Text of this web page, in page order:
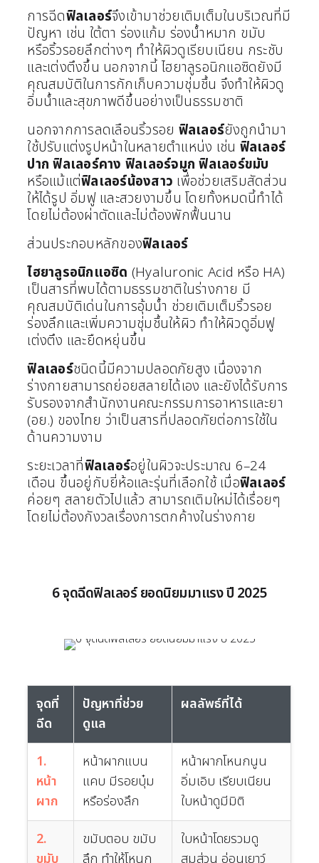
การฉีดฟิลเลอร์จึงเข้ามาช่วยเติมเต็มในบริเวณที่มี
ปัญหา เช่น ใต้ตา ร่องแก้ม ร่องน้ำหมาก ขมับ
หรือริ้วรอยลึกต่างๆ ทำให้ผิวดูเรียบเนียน กระชับ
และเต่งตึงขึ้น นอกจากนี้ ไฮยาลูรอนิกแอซิดยังมี
คุณสมบัติในการกักเก็บความชุ่มชื้น จึงทำให้ผิวดู
อิ่มน้ำและสุขภาพดีขึ้นอย่างเป็นธรรมชาติ
นอกจากการลดเลือนริ้วรอย ฟิลเลอร์ยังถูกนำมา
ใช้ปรับแต่งรูปหน้าในหลายตำแหน่ง เช่น ฟิลเลอร์
ปาก ฟิลเลอร์คาง ฟิลเลอร์จมูก ฟิลเลอร์ขมับ
หรือแม้แต่ฟิลเลอร์น้องสาว เพื่อช่วยเสริมสัดส่วน
ให้ได้รูป อิ่มฟู และสวยงามขึ้น โดยทั้งหมดนี้ทำได้
โดยไม่ต้องผ่าตัดและไม่ต้องพักฟื้นนาน
ส่วนประกอบหลักของฟิลเลอร์
ไฮยาลูรอนิกแอซิด (Hyaluronic Acid หรือ HA)
เป็นสารที่พบได้ตามธรรมชาติในร่างกาย มี
คุณสมบัติเด่นในการอุ้มน้ำ ช่วยเติมเต็มริ้วรอย
ร่องลึกและเพิ่มความชุ่มชื้นให้ผิว ทำให้ผิวดูอิ่มฟู
เต่งตึง และยืดหยุ่นขึ้น
ฟิลเลอร์ชนิดนี้มีความปลอดภัยสูง เนื่องจาก
ร่างกายสามารถย่อยสลายได้เอง และยังได้รับการ
รับรองจากสำนักงานคณะกรรมการอาหารและยา
(อย.) ของไทย ว่าเป็นสารที่ปลอดภัยต่อการใช้ใน
ด้านความงาม
ระยะเวลาที่ฟิลเลอร์อยู่ในผิวจะประมาณ 6–24
เดือน ขึ้นอยู่กับยี่ห้อและรุ่นที่เลือกใช้ เมื่อฟิลเลอร์
ค่อยๆ สลายตัวไปแล้ว สามารถเติมใหม่ได้เรื่อยๆ
โดยไม่ต้องกังวลเรื่องการตกค้างในร่างกาย
6 จุดฉีดฟิลเลอร์ ยอดนิยมมาแรง ปี 2025
จุดที่
ฉีด
ปัญหาที่ช่วย
ดูแล
ผลลัพธ์ที่ได้
1.
หน้า
ผาก
หน้าผากแบน
แคบ มีรอยบุ๋ม
หรือร่องลึก
หน้าผากโหนกนูน
อิ่มเอิบ เรียบเนียน
ใบหน้าดูมีมิติ
2.
ขมับ
ขมับตอบ ขมับ
ลึก ทำให้โหนก
ใบหน้าโดยรวมดู
สมส่วน อ่อนเยาว์